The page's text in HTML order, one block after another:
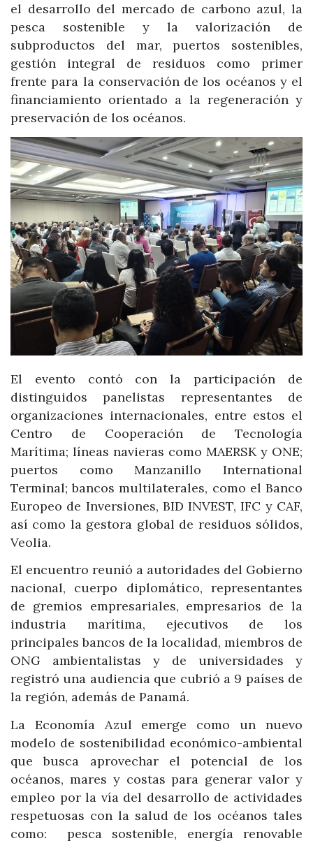
el desarrollo del mercado de carbono azul, la
pesca sostenible y la valorización de
subproductos del mar, puertos sostenibles,
gestión integral de residuos como primer
frente para la conservación de los océanos y el
financiamiento orientado a la regeneración y
preservación de los océanos.
El evento contó con la participación de
distinguidos panelistas representantes de
organizaciones internacionales, entre estos el
Centro de Cooperación de Tecnología
Marítima; líneas navieras como MAERSK y ONE;
puertos como Manzanillo International
Terminal; bancos multilaterales, como el Banco
Europeo de Inversiones, BID INVEST, IFC y CAF,
así como la gestora global de residuos sólidos,
Veolia.
El encuentro reunió a autoridades del Gobierno
nacional, cuerpo diplomático, representantes
de gremios empresariales, empresarios de la
industria marítima, ejecutivos de los
principales bancos de la localidad, miembros de
ONG ambientalistas y de universidades y
registró una audiencia que cubrió a 9 países de
la región, además de Panamá.
La Economía Azul emerge como un nuevo
modelo de sostenibilidad económico-ambiental
que busca aprovechar el potencial de los
océanos, mares y costas para generar valor y
empleo por la vía del desarrollo de actividades
respetuosas con la salud de los océanos tales
como: pesca sostenible, energía renovable